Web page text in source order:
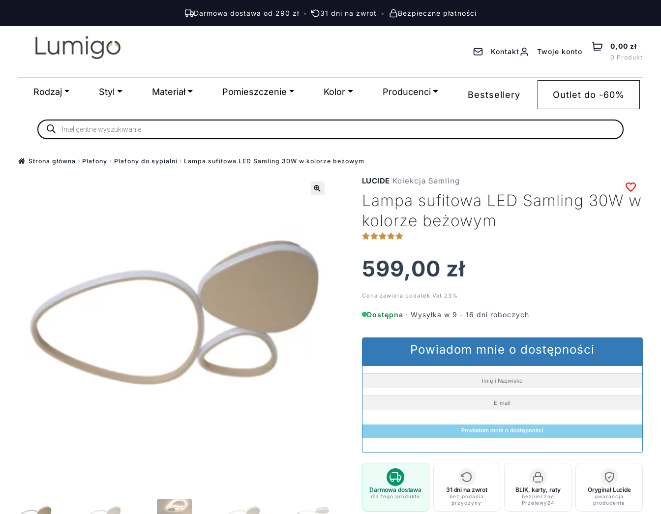
Darmowa dostawa od 290 zł • 31 dni na zwrot • Bezpieczne płatności
Przejdź
nawigacji
Przejdź
treści
Kontakt Twoje konto
Rodzaj Styl Materiał Pomieszczenie Kolor Producenci Bestsellery Outlet do -60%
0,00 zł
0 Produkt
Wyszukiwarka
produktów
Strona główna Plafony Plafony do sypialni Lampa sufitowa LED Samling 30W w kolorze beżowym
LUCIDE Kolekcja Samling
Lampa sufitowa LED Samling 30W w
kolorze beżowym
599,00 zł
Cena zawiera podatek Vat 23%
Dostępna · Wysyłka w 9 - 16 dni roboczych
Powiadom mnie o dostępności
Powiadom mnie o dostępności
Darmowa dostawa
dla tego produktu
31 dni na zwrot
bez podania
przyczyny
BLIK, karty, raty
bezpieczne
Przelewy24
Oryginał Lucide
gwarancja
producenta